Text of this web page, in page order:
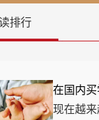
排行
在国内
现在越